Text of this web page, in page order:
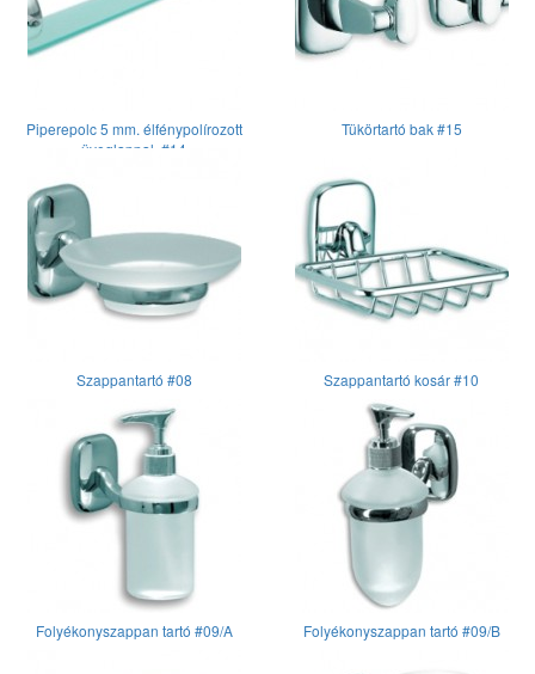
Piperepolc 5 mm. élfénypolírozott
üveglappal. #14
Tükörtartó bak #15
Szappantartó #08 Szappantartó kosár #10
Folyékonyszappan tartó #09/A Folyékonyszappan tartó #09/B